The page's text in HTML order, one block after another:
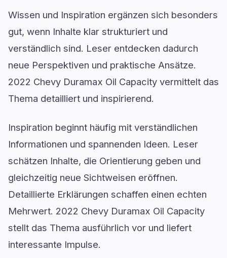
Wissen und Inspiration ergänzen sich besonders
gut, wenn Inhalte klar strukturiert und
verständlich sind. Leser entdecken dadurch
neue Perspektiven und praktische Ansätze.
2022 Chevy Duramax Oil Capacity vermittelt das
Thema detailliert und inspirierend.
Inspiration beginnt häufig mit verständlichen
Informationen und spannenden Ideen. Leser
schätzen Inhalte, die Orientierung geben und
gleichzeitig neue Sichtweisen eröffnen.
Detaillierte Erklärungen schaffen einen echten
Mehrwert. 2022 Chevy Duramax Oil Capacity
stellt das Thema ausführlich vor und liefert
interessante Impulse.